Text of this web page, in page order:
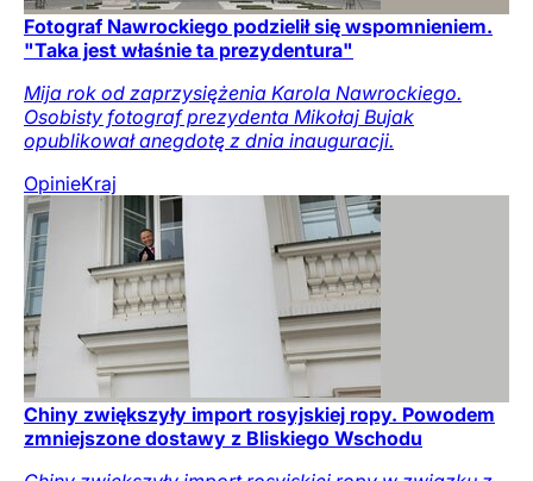
Fotograf Nawrockiego podzielił się wspomnieniem.
"Taka jest właśnie ta prezydentura"
Mija rok od zaprzysiężenia Karola Nawrockiego.
Osobisty fotograf prezydenta Mikołaj Bujak
opublikował anegdotę z dnia inauguracji.
OpinieKraj
Chiny zwiększyły import rosyjskiej ropy. Powodem
zmniejszone dostawy z Bliskiego Wschodu